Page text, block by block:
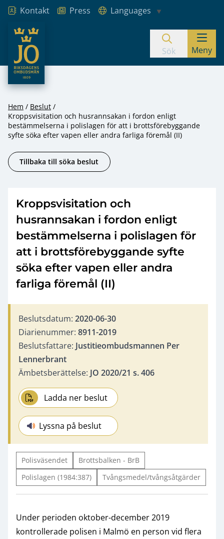
Hoppa till innehåll
Kontakt Press
Languages
JO – Riksdagens Ombudsmän
Sök Meny
Hem
Beslut
Kroppsvisitation och husrannsakan i fordon enligt
bestämmelserna i polislagen för att i brottsförebyggande
syfte söka efter vapen eller andra farliga föremål (II)
Tillbaka till söka beslut
Kroppsvisitation och
husrannsakan i fordon enligt
bestämmelserna i polislagen för
att i brottsförebyggande syfte
söka efter vapen eller andra
farliga föremål (II)
Beslutsdatum: 2020-06-30
Diarienummer: 8911-2019
Beslutsfattare: Justitieombudsmannen Per
Lennerbrant
Ämbetsberättelse: JO 2020/21 s. 406
Ladda ner beslut
Lyssna på beslut
Polisväsendet
Brottsbalken - BrB
Polislagen (1984:387)
Tvångsmedel/tvångsåtgärder
Under perioden oktober-december 2019
kontrollerade polisen i Malmö en person vid flera